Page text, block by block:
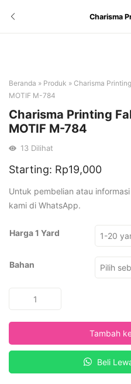
Charisma
Beranda » Produk » Charisma
MOTIF M-784
Charisma Printing
MOTIF M-784
13 Dilihat
Starting: Rp19,000
Untuk pembelian atau
kami di WhatsApp.
Harga 1 Yard
Bahan
Charisma
Printing
Desain
Tambah
Beli